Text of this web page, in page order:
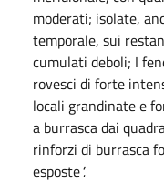
moderati; isolate,
temporale, sui
cumulati deboli; I
rovesci di forte
locali grandinate e
a burrasca dai
rinforzi di burrasca
esposte".